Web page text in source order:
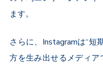
ます。
さらに、Instagramは“短
方を生み出せるメディ